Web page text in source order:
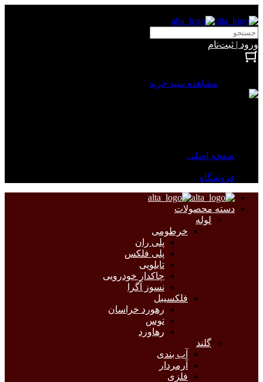
ورود | ثبت‌نام
مشاهده سبد خرید
صفحه اصلی
فروشگاه
دسته محصولات
لوله
خرطومی
پلی ران
پلی فلکس
تابلویی
چاکدار خودرویی
نسوز آگرا
فلکسیبل
رهورد خراسان
توس
رهاورد
گلند
آب بندی
آرمردار
فلزی